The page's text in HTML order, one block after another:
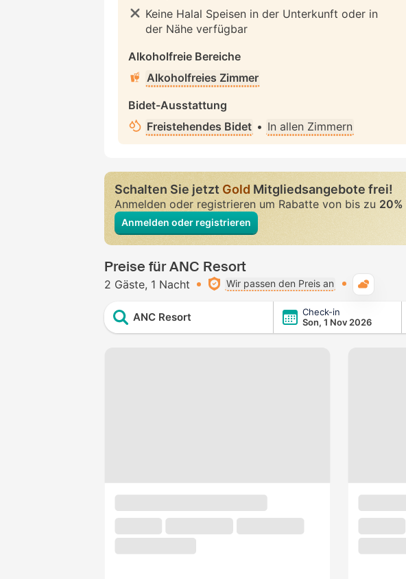
Keine Halal Speisen in der Unterkunft oder in
der Nähe verfügbar
Alkoholfreie Bereiche
Alkoholfreies Zimmer
Bidet-Ausstattung
Freistehendes Bidet • In allen Zimmern
Schalten Sie jetztGold Mitgliedsangebote frei!
Anmelden oder registrieren um Rabatte von bis zu 20%
Anmelden oder registrieren
Preise für ANC Resort
2 Gäste 1 Nacht Wir passen den Preis an
ANC Resort
Check-in
Son, 1 Nov 2026